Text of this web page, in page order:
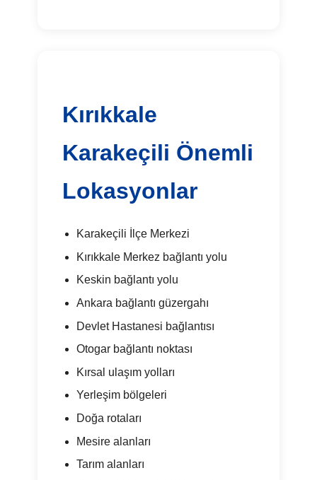
Kırıkkale
Karakeçili Önemli
Lokasyonlar
Karakeçili İlçe Merkezi
Kırıkkale Merkez bağlantı yolu
Keskin bağlantı yolu
Ankara bağlantı güzergahı
Devlet Hastanesi bağlantısı
Otogar bağlantı noktası
Kırsal ulaşım yolları
Yerleşim bölgeleri
Doğa rotaları
Mesire alanları
Tarım alanları